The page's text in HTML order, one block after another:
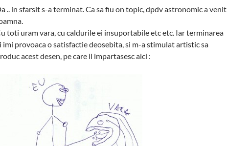
.. in sfarsit s-a terminat. Ca sa fiu on topic, dpdv astronomic a venit
toti uram vara, cu caldurile ei insuportabile etc etc. Iar terminarea
imi provoaca o satisfactie deosebita, si m-a stimulat artistic sa
acest desen, pe care il impartasesc aici :